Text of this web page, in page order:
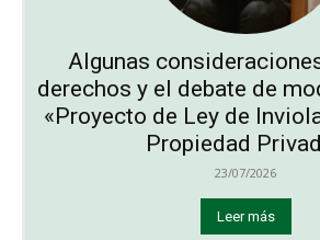
Algunas
derechos y el debate de
«Proyecto de Ley de
Propiedad
23/07/2026
Leer más